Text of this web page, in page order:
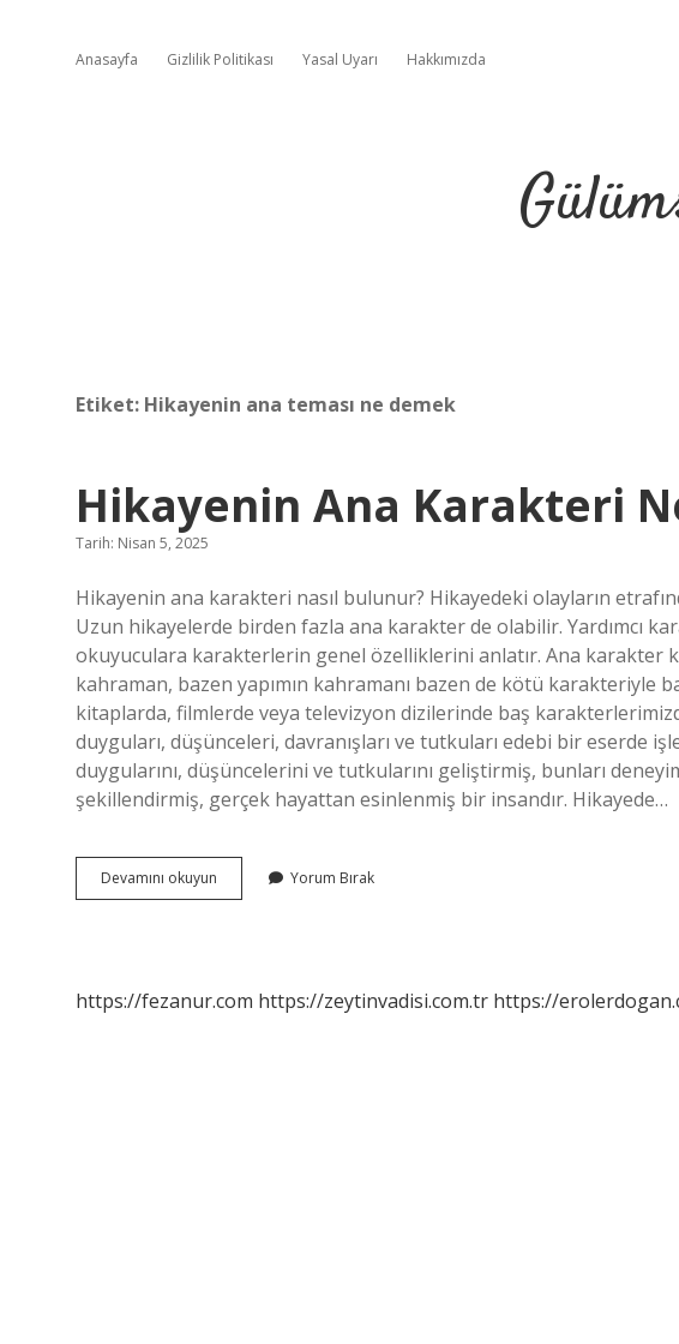
Anasayfa Gizlilik Politikası Yasal Uyarı Hakkımızda
Etiket: Hikayenin ana teması ne demek
Hikayenin Ana Karakteri
Tarih: Nisan 5, 2025
Hikayenin ana karakteri nasıl bulunur? Hikayedeki olayların
Uzun hikayelerde birden fazla ana karakter de olabilir. Yardımcı
okuyuculara karakterlerin genel özelliklerini anlatır. Ana karakter
kahraman, bazen yapımın kahramanı bazen de kötü karakteriyle
kitaplarda, filmlerde veya televizyon dizilerinde baş
duyguları, düşünceleri, davranışları ve tutkuları edebi bir eserde
duygularını, düşüncelerini ve tutkularını geliştirmiş, bunları
şekillendirmiş, gerçek hayattan esinlenmiş bir insandır. Hikayede…
Devamını okuyun Hikayenin
Ana
Yorum Bırak
https://fezanur.com https://zeytinvadisi.com.tr https://